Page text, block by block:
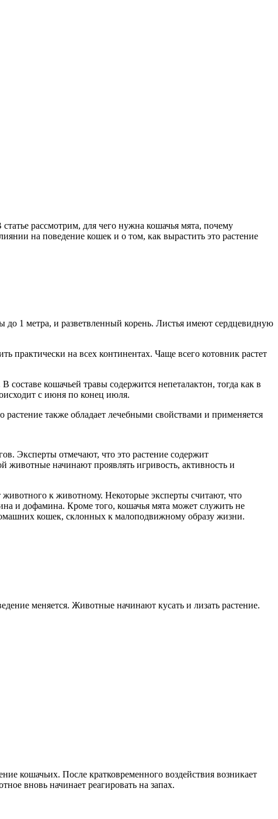
рассмотрим, для чего нужна кошачья мята, почему
на поведение кошек и о том, как вырастить это растение
1 метра, и разветвленный корень. Листья имеют сердцевидную
практически на всех континентах. Чаще всего котовник растет
кошачьей травы содержится непеталактон, тогда как в
с июня по конец июля.
также обладает лечебными свойствами и применяется
Эксперты отмечают, что это растение содержит
животные начинают проявлять игривость, активность и
к животному. Некоторые эксперты считают, что
и дофамина. Кроме того, кошачья мята может служить не
кошек, склонных к малоподвижному образу жизни.
меняется. Животные начинают кусать и лизать растение.
кошачьих. После кратковременного воздействия возникает
вновь начинает реагировать на запах.